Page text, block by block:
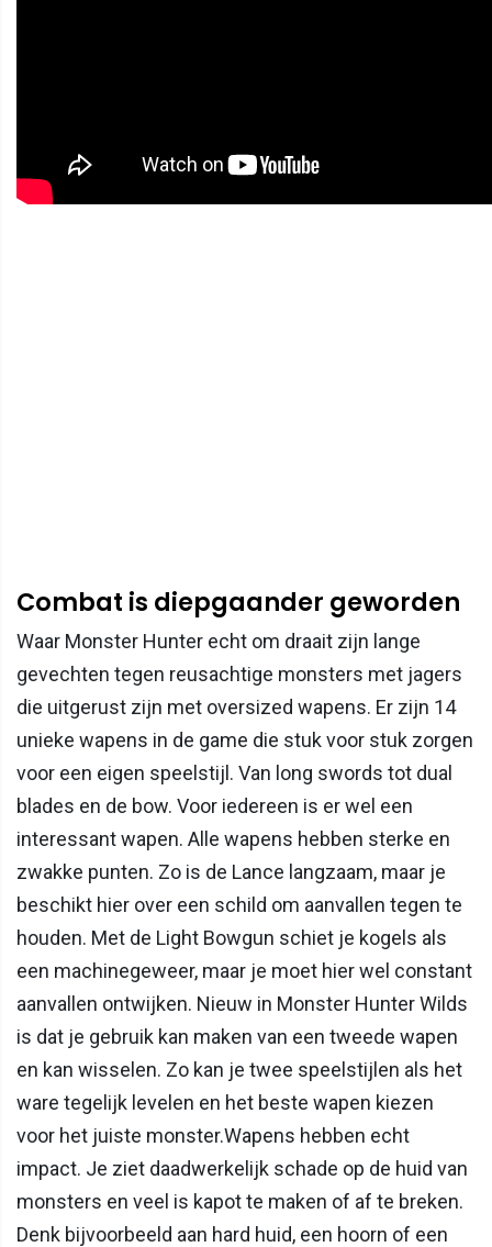
Combat is diepgaander geworden
Waar Monster Hunter echt om draait zijn lange
gevechten tegen reusachtige monsters met jagers
die uitgerust zijn met oversized wapens. Er zijn 14
unieke wapens in de game die stuk voor stuk zorgen
voor een eigen speelstijl. Van long swords tot dual
blades en de bow. Voor iedereen is er wel een
interessant wapen. Alle wapens hebben sterke en
zwakke punten. Zo is de Lance langzaam, maar je
beschikt hier over een schild om aanvallen tegen te
houden. Met de Light Bowgun schiet je kogels als
een machinegeweer, maar je moet hier wel constant
aanvallen ontwijken. Nieuw in Monster Hunter Wilds
is dat je gebruik kan maken van een tweede wapen
en kan wisselen. Zo kan je twee speelstijlen als het
ware tegelijk levelen en het beste wapen kiezen
voor het juiste monster.Wapens hebben echt
impact. Je ziet daadwerkelijk schade op de huid van
monsters en veel is kapot te maken of af te breken.
Denk bijvoorbeeld aan hard huid, een hoorn of een